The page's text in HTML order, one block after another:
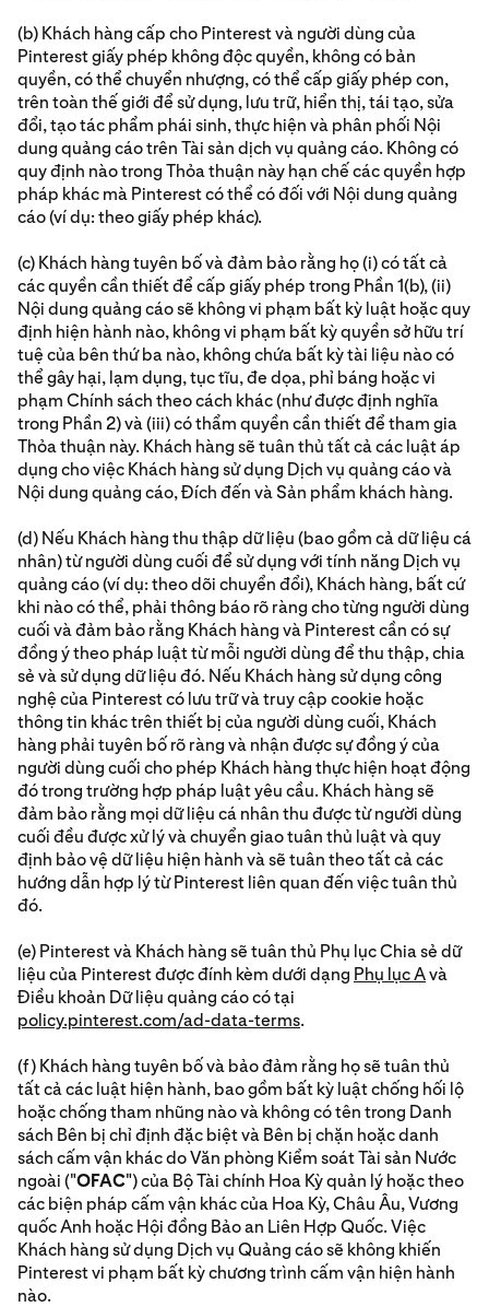
(b) Khách hàng cấp cho Pinterest và người dùng của
Pinterest giấy phép không độc quyền, không có bản
quyền, có thể chuyển nhượng, có thể cấp giấy phép con,
trên toàn thế giới để sử dụng, lưu trữ, hiển thị, tái tạo, sửa
đổi, tạo tác phẩm phái sinh, thực hiện và phân phối Nội
dung quảng cáo trên Tài sản dịch vụ quảng cáo. Không có
quy định nào trong Thỏa thuận này hạn chế các quyền hợp
pháp khác mà Pinterest có thể có đối với Nội dung quảng
cáo (ví dụ: theo giấy phép khác).
(c) Khách hàng tuyên bố và đảm bảo rằng họ (i) có tất cả
các quyền cần thiết để cấp giấy phép trong Phần 1(b), (ii)
Nội dung quảng cáo sẽ không vi phạm bất kỳ luật hoặc quy
định hiện hành nào, không vi phạm bất kỳ quyền sở hữu trí
tuệ của bên thứ ba nào, không chứa bất kỳ tài liệu nào có
thể gây hại, lạm dụng, tục tĩu, đe dọa, phỉ báng hoặc vi
phạm Chính sách theo cách khác (như được định nghĩa
trong Phần 2) và (iii) có thẩm quyền cần thiết để tham gia
Thỏa thuận này. Khách hàng sẽ tuân thủ tất cả các luật áp
dụng cho việc Khách hàng sử dụng Dịch vụ quảng cáo và
Nội dung quảng cáo, Đích đến và Sản phẩm khách hàng.
(d) Nếu Khách hàng thu thập dữ liệu (bao gồm cả dữ liệu cá
nhân) từ người dùng cuối để sử dụng với tính năng Dịch vụ
quảng cáo (ví dụ: theo dõi chuyển đổi), Khách hàng, bất cứ
khi nào có thể, phải thông báo rõ ràng cho từng người dùng
cuối và đảm bảo rằng Khách hàng và Pinterest cần có sự
đồng ý theo pháp luật từ mỗi người dùng để thu thập, chia
sẻ và sử dụng dữ liệu đó. Nếu Khách hàng sử dụng công
nghệ của Pinterest có lưu trữ và truy cập cookie hoặc
thông tin khác trên thiết bị của người dùng cuối, Khách
hàng phải tuyên bố rõ ràng và nhận được sự đồng ý của
người dùng cuối cho phép Khách hàng thực hiện hoạt động
đó trong trường hợp pháp luật yêu cầu. Khách hàng sẽ
đảm bảo rằng mọi dữ liệu cá nhân thu được từ người dùng
cuối đều được xử lý và chuyển giao tuân thủ luật và quy
định bảo vệ dữ liệu hiện hành và sẽ tuân theo tất cả các
hướng dẫn hợp lý từ Pinterest liên quan đến việc tuân thủ
đó.
(e) Pinterest và Khách hàng sẽ tuân thủ Phụ lục Chia sẻ dữ
liệu của Pinterest được đính kèm dưới dạng Phụ lục Avà
Điều khoản Dữ liệu quảng cáo có tại
policy.pinterest.com/ad-data-terms.
(f) Khách hàng tuyên bố và bảo đảm rằng họ sẽ tuân thủ
tất cả các luật hiện hành, bao gồm bất kỳ luật chống hối lộ
hoặc chống tham nhũng nào và không có tên trong Danh
sách Bên bị chỉ định đặc biệt và Bên bị chặn hoặc danh
sách cấm vận khác do Văn phòng Kiểm soát Tài sản Nước
ngoài ("OFAC") của Bộ Tài chính Hoa Kỳ quản lý hoặc theo
các biện pháp cấm vận khác của Hoa Kỳ, Châu Âu, Vương
quốc Anh hoặc Hội đồng Bảo an Liên Hợp Quốc. Việc
Khách hàng sử dụng Dịch vụ Quảng cáo sẽ không khiến
Pinterest vi phạm bất kỳ chương trình cấm vận hiện hành
nào.